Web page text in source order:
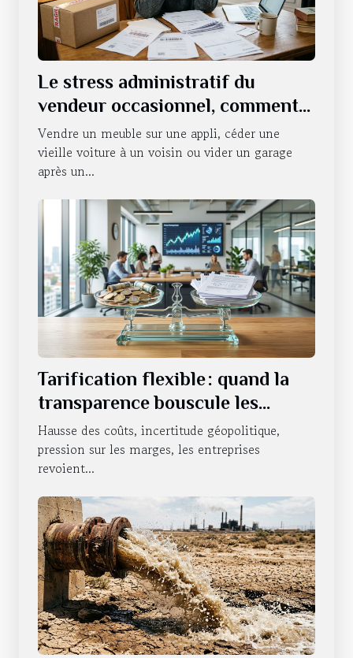
Le stress administratif du
vendeur occasionnel, comment
s’en défaire ?
Vendre un meuble sur une appli, céder une
vieille voiture à un voisin ou vider un garage
après un...
Tarification flexible : quand la
transparence bouscule les
habitudes des entreprises
Hausse des coûts, incertitude géopolitique,
pression sur les marges, les entreprises
revoient...